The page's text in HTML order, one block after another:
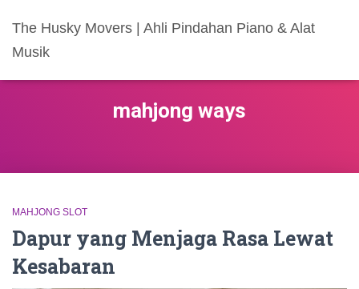
The Husky Movers | Ahli Pindahan Piano & Alat
Musik
mahjong ways
MAHJONG SLOT
Dapur yang Menjaga Rasa Lewat
Kesabaran